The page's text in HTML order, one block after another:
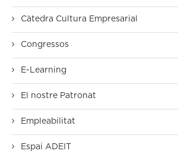
Càtedra Cultura Empresarial
Congressos
E-Learning
El nostre Patronat
Empleabilitat
Espai ADEIT